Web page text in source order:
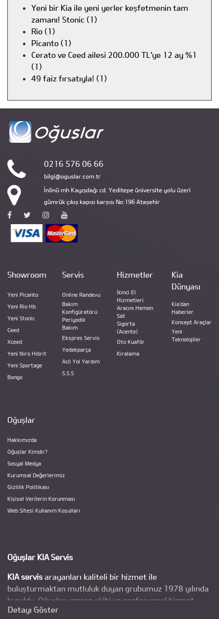
Yeni bir Kia ile yeni yerler keşfetmenin tam
zamanı! Stonic (1)
Rio (1)
Picanto (1)
Cerato ve Ceed ailesi 200.000 TL'ye 12 ay %1
(1)
49 faiz fırsatıyla! (1)
0216 576 06 66
bilgi@oguslar.com.tr
İnönü mh Kayışdağı cd. Yeditepe üniversite yolu üzeri
gümrük çıkış kapısı karşısı No:196 Ataşehir
Showroom
Yeni Picanto
Yeni Rio Hb
Yeni Stonic
Ceed
Xceed
Yeni Niro Hibrit
Yeni Sportage
Bongo
Servis
Online Randevu
Bakım
Konfigüratörü
Periyodik
Bakım
Ekspres Servis
Yedekparça
Acil Yol Yardım
S.S.S
Hizmetler
İkinci El
Hizmetleri
Aracını Hemen
Sat
Sigorta
(Acente)
Oto Kuaför
Kiralama
Kia
Dünyası
Kia'dan
Haberler
Konsept Araçlar
Yeni
Teknolojiler
Oğuşlar
Hakkımızda
Oğuşlar Kimdir?
Sosyal Medya
Kurumsal Değerlerimiz
Gizlilik Politikası
Kişisel Verilerin Korunması
Web Sitesi Kullanım Koşulları
Detayı Göster
Oğuşlar KIA Servis
KIA servis arayanları kaliteli bir hizmet ile
buluşturmaktan mutluluk duyan grubumuz 1978 yılında
kuruldu. Oğuşlar uzman ekibi ve profesyonel hizmet
anlayışı ile kısa süre içinde kendi bölgesinde ve